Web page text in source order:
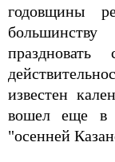
годовщины
известен
вошел еще в
"осенней